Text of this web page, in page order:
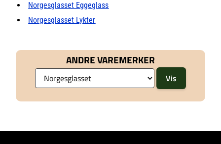
Norgesglasset Eggeglass
Norgesglasset Lykter
ANDRE VAREMERKER